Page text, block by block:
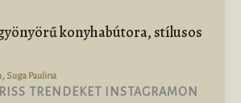
konyhabútora, stílusos
, Suga Paulina
TRENDEKET INSTAGRAMON